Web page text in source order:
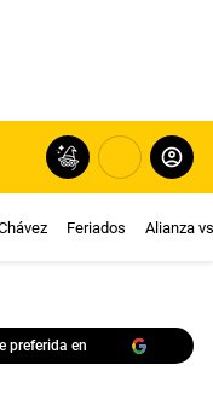
Feriados Alianza
preferida en